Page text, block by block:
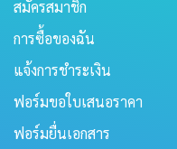
สมัครสมาชิก
การซื้อของฉัน
แจ้งการชำระเงิน
ฟอร์มขอใบเสนอราคา
ฟอร์มยื่นเอกสาร